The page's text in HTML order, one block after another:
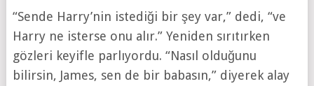
“Sende Harry’nin istediği bir şey var,” dedi, “ve
Harry ne isterse onu alır.” Yeniden sırıtırken
gözleri keyifle parlıyordu. “Nasıl olduğunu
bilirsin, James, sen de bir babasın,” diyerek alay